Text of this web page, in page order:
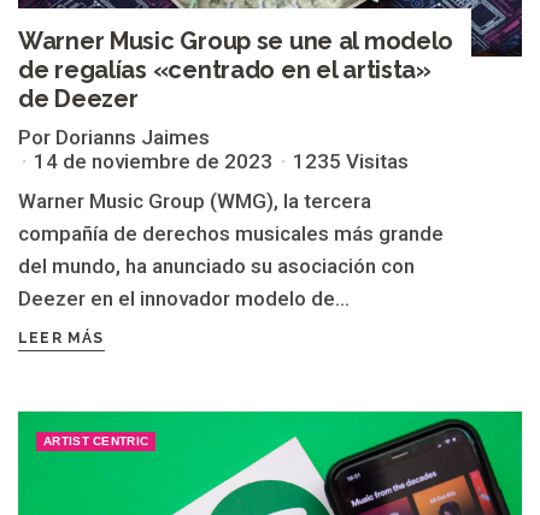
Warner Music Group se une al modelo
de regalías «centrado en el artista»
de Deezer
Por Dorianns Jaimes
14 de noviembre de 2023
1235 Visitas
Warner Music Group (WMG), la tercera
compañía de derechos musicales más grande
del mundo, ha anunciado su asociación con
Deezer en el innovador modelo de...
LEER MÁS
ARTIST CENTRIC